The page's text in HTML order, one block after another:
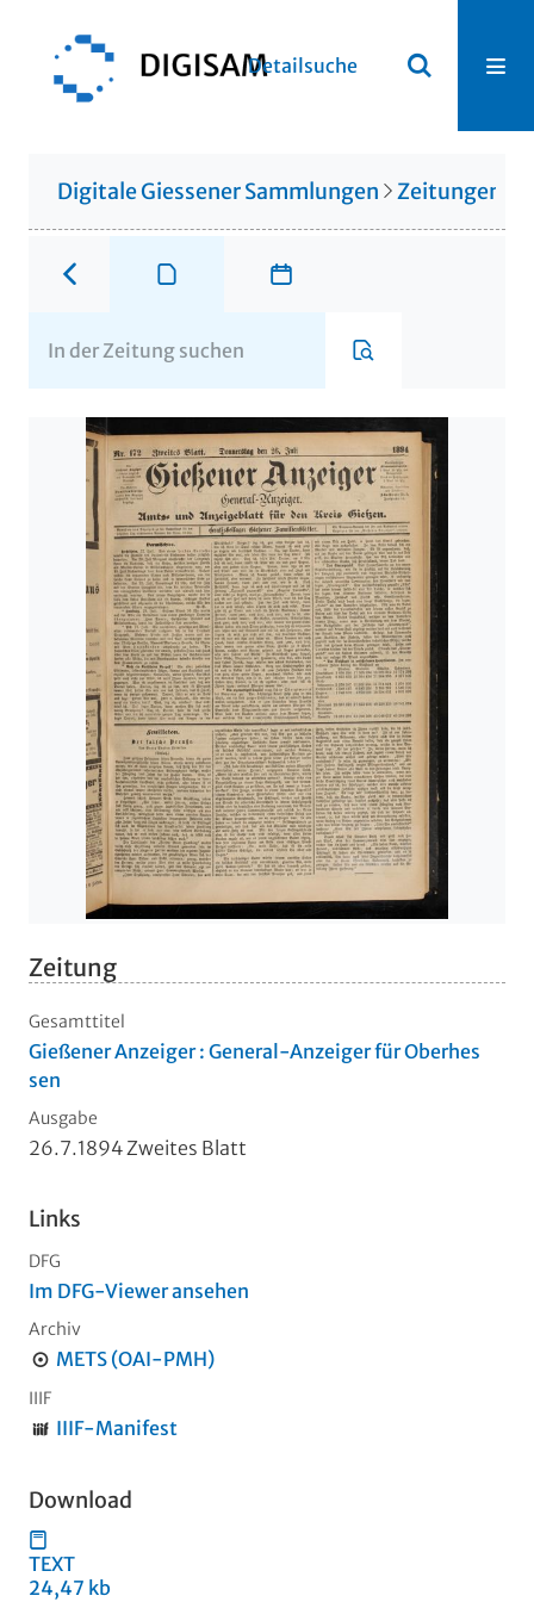
Detailsuche
Digitale Giessener Sammlungen Zeitungen
Zeitung
Gesamttitel
Gießener Anzeiger : General-Anzeiger für Oberhes
sen
Ausgabe
26.7.1894 Zweites Blatt
Links
DFG
Im DFG-Viewer ansehen
Archiv
METS (OAI-PMH)
IIIF
IIIF-Manifest
Download
TEXT
24,47 kb